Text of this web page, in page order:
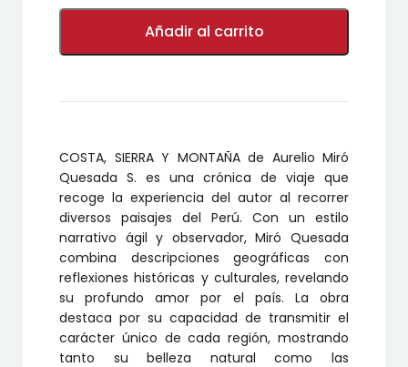
COSTA,
Y
Añadir al carrito
COSTA, SIERRA Y MONTAÑA de Aurelio Miró
Quesada S. es una crónica de viaje que
recoge la experiencia del autor al recorrer
diversos paisajes del Perú. Con un estilo
narrativo ágil y observador, Miró Quesada
combina descripciones geográficas con
reflexiones históricas y culturales, revelando
su profundo amor por el país. La obra
destaca por su capacidad de transmitir el
carácter único de cada región, mostrando
tanto su belleza natural como las